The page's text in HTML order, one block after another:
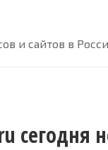
и сайтов в
сегодня